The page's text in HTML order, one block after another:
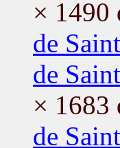
× 1490
de
de
× 1683
de